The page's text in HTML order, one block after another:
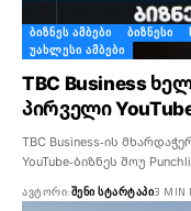
ᲑᲘᲖᲜᲔᲡ ᲐᲛᲑᲔᲑᲘ ᲑᲘᲖᲜᲔᲡᲘ
ᲣᲐᲮᲚᲔᲡᲘ ᲐᲛᲑᲔᲑᲘ
TBC Business
პირველი
TBC Business-ის
YouTube-ბიზნეს შოუ
ᲐᲕᲢᲝᲠᲘ:ᲨᲔᲜᲘ ᲡᲢᲐᲠᲢᲐᲞᲘ3 MIN